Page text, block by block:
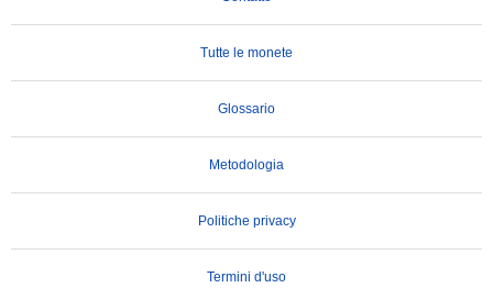
Tutte le monete
Glossario
Metodologia
Politiche privacy
Termini d'uso